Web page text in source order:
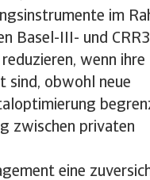
im
Basel-III- und
wenn ihre
sind, obwohl neue
zwischen privaten
eine